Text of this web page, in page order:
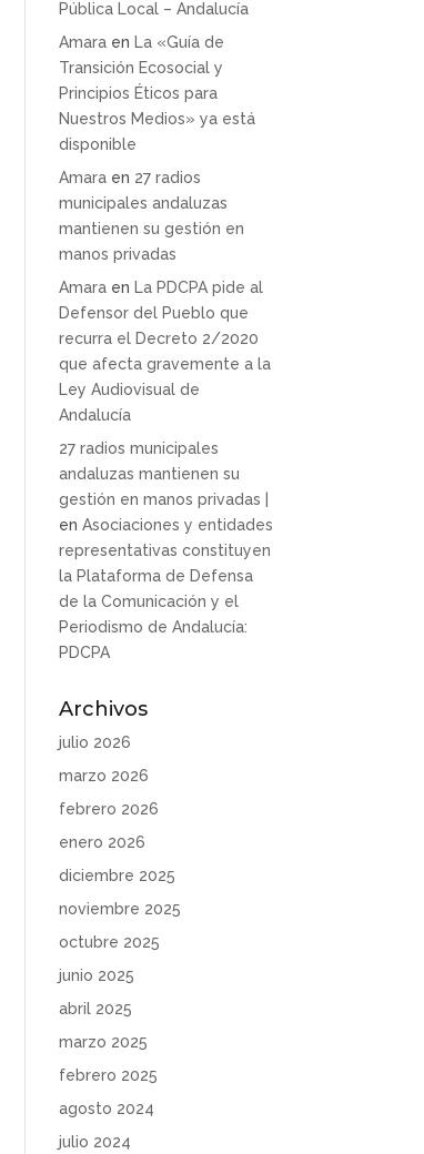
Pública Local – Andalucía
Amara en La «Guía de
Transición Ecosocial y
Principios Éticos para
Nuestros Medios» ya está
disponible
Amara en 27 radios
municipales andaluzas
mantienen su gestión en
manos privadas
Amara en La PDCPA pide al
Defensor del Pueblo que
recurra el Decreto 2/2020
que afecta gravemente a la
Ley Audiovisual de
Andalucía
27 radios municipales
andaluzas mantienen su
gestión en manos privadas |
enAsociaciones y entidades
representativas constituyen
la Plataforma de Defensa
de la Comunicación y el
Periodismo de Andalucía:
PDCPA
Archivos
julio 2026
marzo 2026
febrero 2026
enero 2026
diciembre 2025
noviembre 2025
octubre 2025
junio 2025
abril 2025
marzo 2025
febrero 2025
agosto 2024
julio 2024